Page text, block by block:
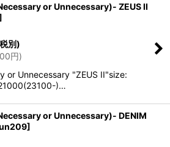
or Unnecessary)- ZEUS II
別)
円)
or Unnecessary "ZEUS II"size:
)…
or Unnecessary)- DENIM
]